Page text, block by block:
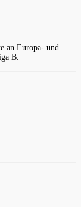
an Europa- und
B.